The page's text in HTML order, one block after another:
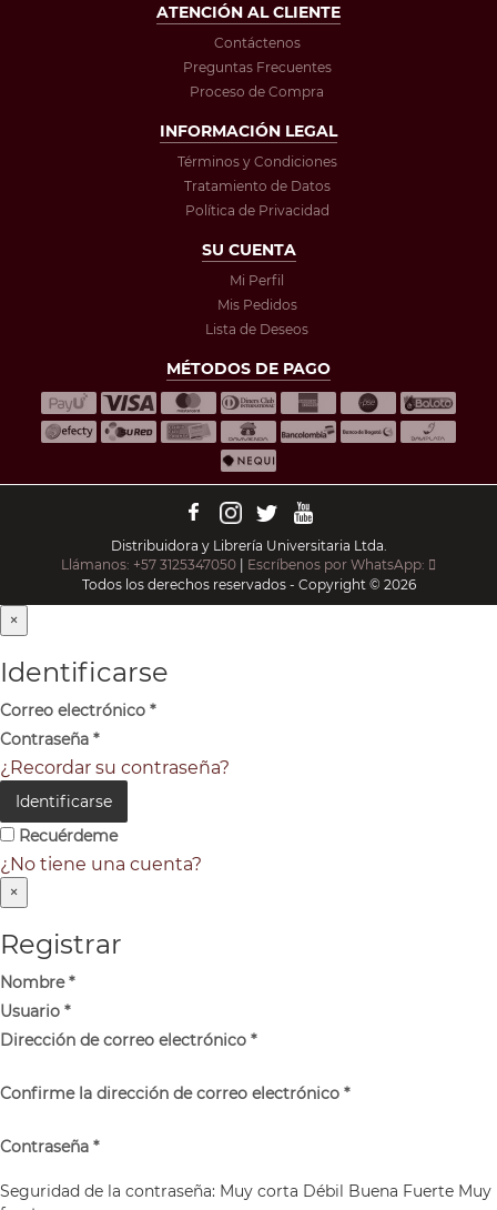
ATENCIÓN AL CLIENTE
Contáctenos
Preguntas Frecuentes
Proceso de Compra
INFORMACIÓN LEGAL
Términos y Condiciones
Tratamiento de Datos
Política de Privacidad
SU CUENTA
Mi Perfil
Mis Pedidos
Lista de Deseos
MÉTODOS DE PAGO
Distribuidora y Librería Universitaria Ltda.
Llámanos: +57 3125347050 | Escríbenos por WhatsApp:
Todos los derechos reservados - Copyright © 2026
×
Identificarse
Correo electrónico *
Contraseña *
¿Recordar su contraseña?
Identificarse
Recuérdeme
¿No tiene una cuenta?
×
Registrar
Nombre*
Usuario *
Dirección de correo electrónico *
Confirme la dirección de correo electrónico *
Contraseña *
Seguridad de la contraseña: Muy corta Débil Buena Fuerte Muy